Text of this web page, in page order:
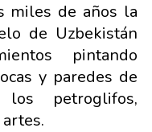
miles de años la
de Uzbekistán
pintando
y paredes de
petroglifos,